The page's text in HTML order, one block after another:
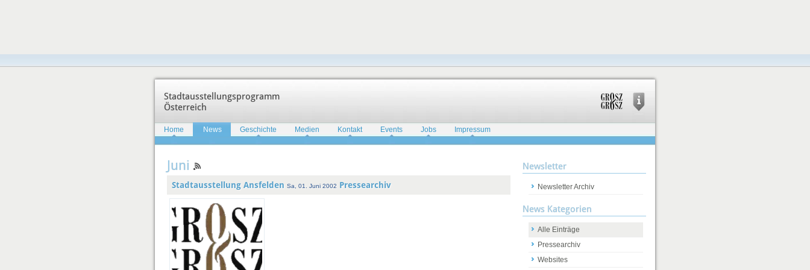
Stadtausstellungsprogramm
Österreich
Home News Geschichte Medien Kontakt Events Jobs Impressum
Juni
Stadtausstellung Ansfelden Sa, 01. Juni 2002 Pressearchiv
Newsletter
Newsletter Archiv
News Kategorien
Alle Einträge
Pressearchiv
Websites